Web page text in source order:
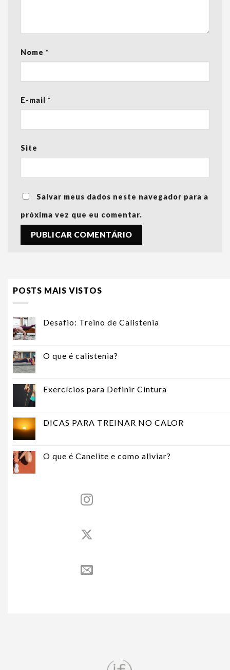
Nome *
E-mail *
Site
Salvar meus dados neste navegador para a
próxima vez que eu comentar.
POSTS MAIS VISTOS
Desafio: Treino de Calistenia
O que é calistenia?
Exercícios para Definir Cintura
DICAS PARA TREINAR NO CALOR
O que é Canelite e como aliviar?